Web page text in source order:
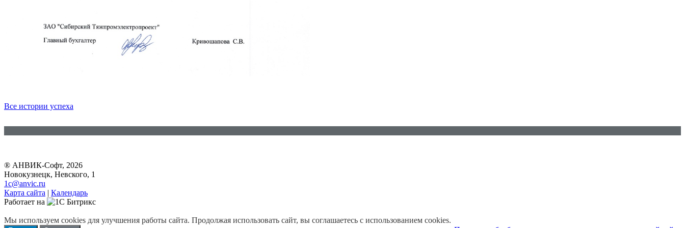
Все истории успеха
® АНВИК-Софт, 2026
Новокузнецк, Невского, 1
1c@anvic.ru
Карта сайта | Календарь
Работает на
Мы используем cookies для улучшения работы сайта. Продолжая использовать сайт, вы соглашаетесь с использованием cookies.